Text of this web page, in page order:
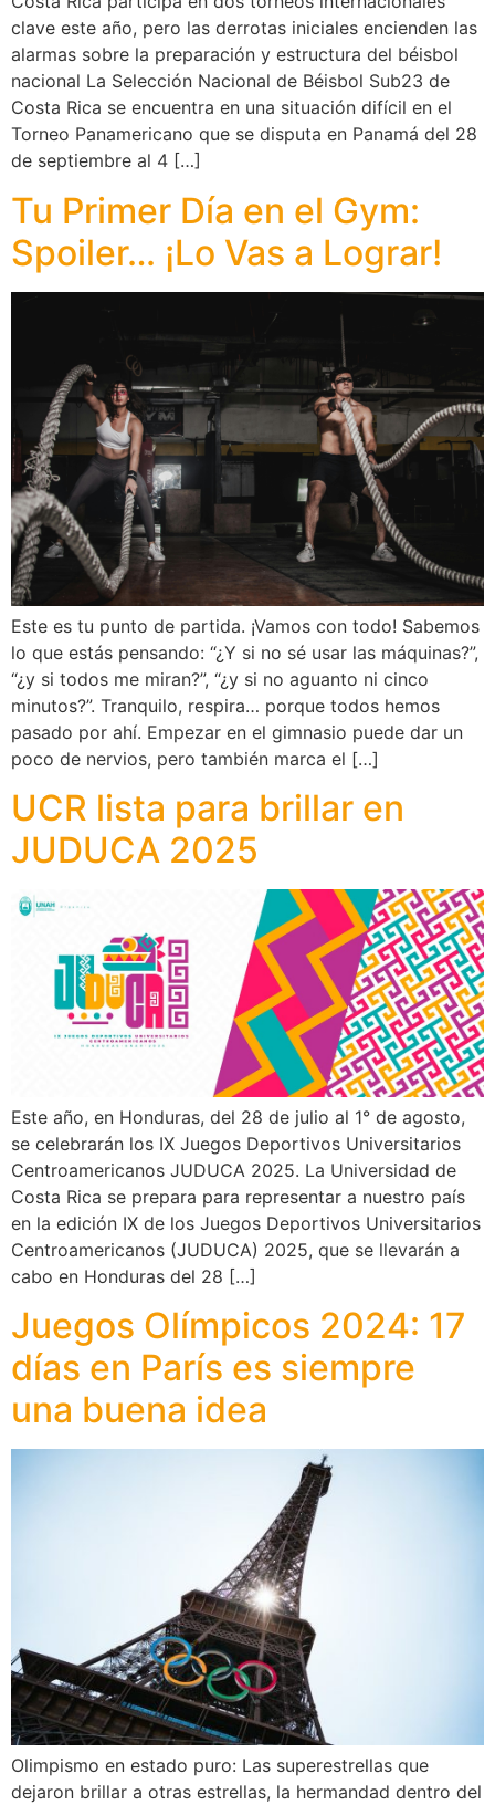
clave este año, pero las derrotas iniciales encienden las
alarmas sobre la preparación y estructura del béisbol
nacional La Selección Nacional de Béisbol Sub23 de
Costa Rica se encuentra en una situación difícil en el
Torneo Panamericano que se disputa en Panamá del 28
de septiembre al 4 […]
Tu Primer Día en el Gym:
Spoiler… ¡Lo Vas a Lograr!
Este es tu punto de partida. ¡Vamos con todo! Sabemos
lo que estás pensando: “¿Y si no sé usar las máquinas?”,
“¿y si todos me miran?”, “¿y si no aguanto ni cinco
minutos?”. Tranquilo, respira… porque todos hemos
pasado por ahí. Empezar en el gimnasio puede dar un
poco de nervios, pero también marca el […]
UCR lista para brillar en
JUDUCA 2025
Este año, en Honduras, del 28 de julio al 1° de agosto,
se celebrarán los IX Juegos Deportivos Universitarios
Centroamericanos JUDUCA 2025. La Universidad de
Costa Rica se prepara para representar a nuestro país
en la edición IX de los Juegos Deportivos Universitarios
Centroamericanos (JUDUCA) 2025, que se llevarán a
cabo en Honduras del 28 […]
Juegos Olímpicos 2024: 17
días en París es siempre
una buena idea
Olimpismo en estado puro: Las superestrellas que
dejaron brillar a otras estrellas, la hermandad dentro del